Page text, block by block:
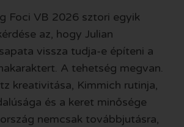
Foci VB 2026 sztori egyik
az, hogy Julian
vissza tudja-e építeni a
A tehetség megvan.
kreativitása, Kimmich rutinja,
és a keret minősége
nemcsak továbbjutásra,